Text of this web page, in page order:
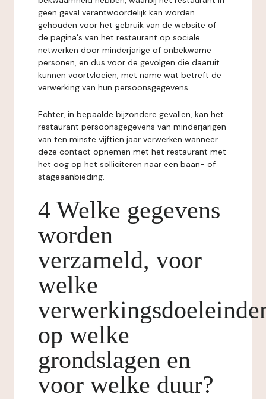
geen geval verantwoordelijk kan worden
gehouden voor het gebruik van de website of
de pagina's van het restaurant op sociale
netwerken door minderjarige of onbekwame
personen, en dus voor de gevolgen die daaruit
kunnen voortvloeien, met name wat betreft de
verwerking van hun persoonsgegevens.
Echter, in bepaalde bijzondere gevallen, kan het
restaurant persoonsgegevens van minderjarigen
van ten minste vijftien jaar verwerken wanneer
deze contact opnemen met het restaurant met
het oog op het solliciteren naar een baan- of
stageaanbieding.
4 Welke gegevens
worden
verzameld, voor
welke
op welke
grondslagen en
voor welke duur?